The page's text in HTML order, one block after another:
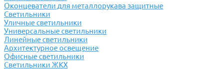
Оконцеватели для металлорукава защитные
Светильники
Уличные светильники
Универсальные светильники
Линейные светильники
Архитектурное освещение
Офисные светильники
Светильники ЖКХ